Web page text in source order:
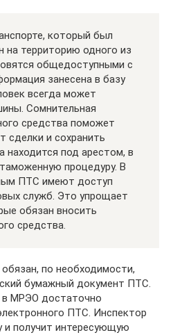
который был
на территорию одного из
общедоступными с
занесена в базу
всегда может
Сомнительная
средства поможет
сделки и сохранить
находится под арестом, в
процедуру. В
ПТС имеют доступ
служб. Это упрощает
обязан вносить
средства.
по необходимости,
бумажный документ ПТС.
в МРЭО достаточно
ПТС. Инспектор
и получит интересующую